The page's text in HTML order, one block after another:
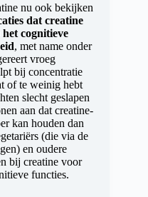
nu ook bekijken
dat creatine
cognitieve
, met name onder
vroeg
bij concentratie
of te weinig hebt
slecht geslapen
aan dat creatine-
kan houden dan
(die via de
en oudere
bij creatine voor
functies.